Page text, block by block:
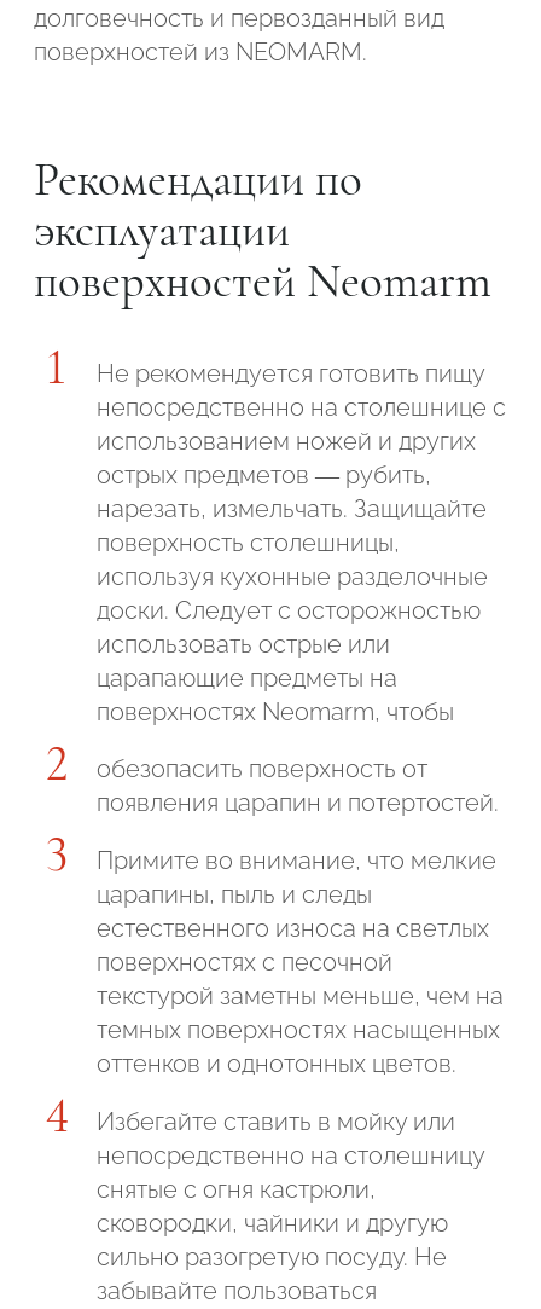
долговечность и первозданный вид
поверхностей из NEOMARM.
Рекомендации по
эксплуатации
поверхностей Neomarm
Не рекомендуется готовить пищу
непосредственно на столешнице с
использованием ножей и других
острых предметов — рубить,
нарезать, измельчать. Защищайте
поверхность столешницы,
используя кухонные разделочные
доски. Следует с осторожностью
использовать острые или
царапающие предметы на
поверхностях Neomarm, чтобы
обезопасить поверхность от
появления царапин и потертостей.
Примите во внимание, что мелкие
царапины, пыль и следы
естественного износа на светлых
поверхностях с песочной
текстурой заметны меньше, чем на
темных поверхностях насыщенных
оттенков и однотонных цветов.
Избегайте ставить в мойку или
непосредственно на столешницу
снятые с огня кастрюли,
сковородки, чайники и другую
сильно разогретую посуду. Не
забывайте пользоваться
ОТПРАВИТЬ ЗАЯВКУ
ОТПРАВИТЬ ПРОЕКТ